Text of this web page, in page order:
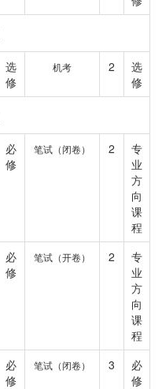
选
修
机考 2
选
修
必
修
笔试（闭卷） 2
专
业
方
向
课
程
必
修
笔试（开卷） 2
专
业
方
向
课
程
必
修
笔试（闭卷） 3
必
修